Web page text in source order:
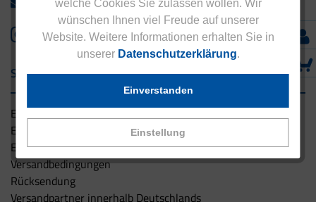
welche Cookies Sie zulassen wollen. Wir
wünschen Ihnen viel Freude auf unserer
Website. Weitere Informationen erhalten Sie in
unserer Datenschutzerklärung.
Einstellung
Einverstanden
Service & Versand
Eucell Gesundheitsservice
Eucell Ernährungscoach
Eucell Fitness Coach
Versandbedingungen
Rücksendung
Versandpartner innerhalb Deutschlands